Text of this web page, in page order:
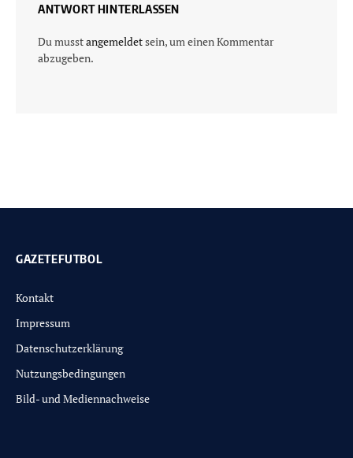
ANTWORT HINTERLASSEN
Du musstangemeldetsein, um einen Kommentar
abzugeben.
GAZETEFUTBOL
Kontakt
Impressum
Datenschutzerklärung
Nutzungsbedingungen
Bild- und Mediennachweise